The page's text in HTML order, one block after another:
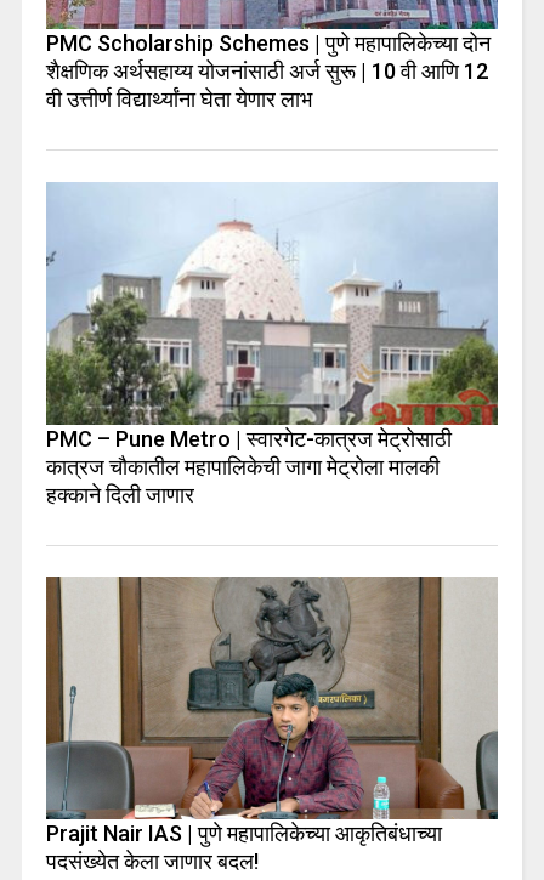
PMC Scholarship Schemes | पुणे महापालिकेच्या दोन
शैक्षणिक अर्थसहाय्य योजनांसाठी अर्ज सुरू | 10 वी आणि 12
वी उत्तीर्ण विद्यार्थ्यांना घेता येणार लाभ
PMC – Pune Metro | स्वारगेट-कात्रज मेट्रोसाठी
कात्रज चौकातील महापालिकेची जागा मेट्रोला मालकी
हक्काने दिली जाणार
Prajit Nair IAS | पुणे महापालिकेच्या आकृतिबंधाच्या
पदसंख्येत केला जाणार बदल!